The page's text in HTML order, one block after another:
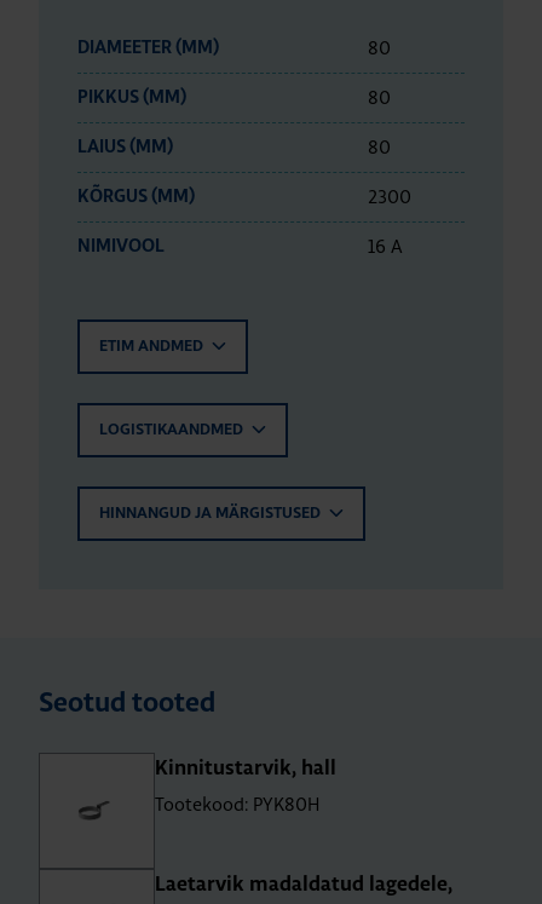
DIAMEETER (MM) 80
PIKKUS (MM) 80
LAIUS (MM) 80
KÕRGUS (MM) 2300
NIMIVOOL 16 A
ETIM ANDMED
LOGISTIKAANDMED
HINNANGUD JA MÄRGISTUSED
Seotud tooted
Kin­ni­tus­tar­vik, hall
Tootekood: PYK80H
Lae­tar­vik madal­da­tud lage­dele,